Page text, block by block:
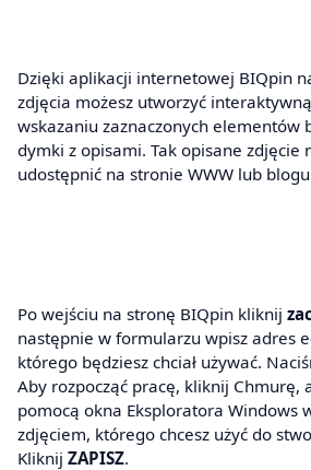
Dzięki aplikacji internetowej BIQpin
zdjęcia możesz utworzyć
wskazaniu zaznaczonych elementów
dymki z opisami. Tak opisane zdjęcie
udostępnić na stronie WWW lub
Po wejściu na stronę BIQpin kliknij
następnie w formularzu wpisz adres
którego będziesz chciał używać.
Aby rozpocząć pracę, kliknij Chmurę,
pomocą okna Eksploratora Windows
zdjęciem, którego chcesz użyć do
Kliknij ZAPISZ.